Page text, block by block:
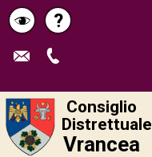
Schimbă
contrastul
Pagina
de
?
Consiglio
Distrettuale
Vrancea